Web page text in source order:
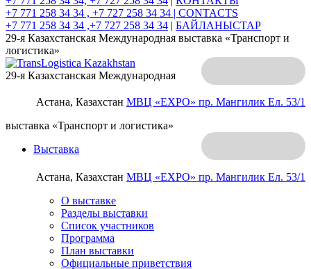
+7 771 258 34 34 , +7 727 258 34 34 | CONTACTS
+7 771 258 34 34 ,+7 727 258 34 34 | БАЙЛАНЫСТАР
29-я Казахстанская Международная выставка «Транспорт и
логистика»
Астана, Казахстан МВЦ «EXPO» пр. Мангилик Ел. 53/1
29-я Казахстанская Международная
выставка «Транспорт и логистика»
Астана, Казахстан МВЦ «EXPO» пр. Мангилик Ел. 53/1
Выставка
О выставке
Разделы выставки
Список участников
Программа
План выставки
Официальные приветствия